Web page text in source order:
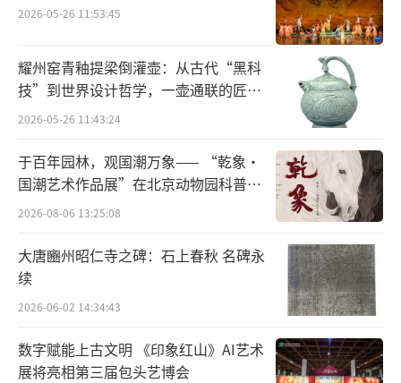
此次亮相的多幅珍品画作，展出时间仅一
个月。宋代的《万松金阙图卷》，描绘的就是
临安也就是现在的杭州，凤凰山万松岭一带的
景色。西湖旁的万松岭，皇家殿宇众多。画面
起始处，水面开阔，山坡上松林郁郁葱葱，金
顶殿宇若隐若现。笔法工中带拙，形成蕴藉文
雅的青绿山水新风格。
这幅《祥龙石图卷》，此卷被公认为宋徽
宗真迹。图绘太湖石，是构成花园景致的重要
元素，书法则是宋徽宗独有的瘦金体题诗。
2026-05-26 11:53:45
耀州窑青釉提梁倒灌壶：从古代“黑科
技”到世界设计哲学，一壶通联的匠心
宇宙
2026-05-26 11:43:24
于百年园林，观国潮万象—— “乾象·
国潮艺术作品展”在北京动物园科普馆
机动展厅开展
2026-08-06 13:25:08
大唐豳州昭仁寺之碑：石上春秋 名碑永
续
2026-06-02 14:34:43
数字赋能上古文明 《印象红山》AI艺术
展将亮相第三届包头艺博会